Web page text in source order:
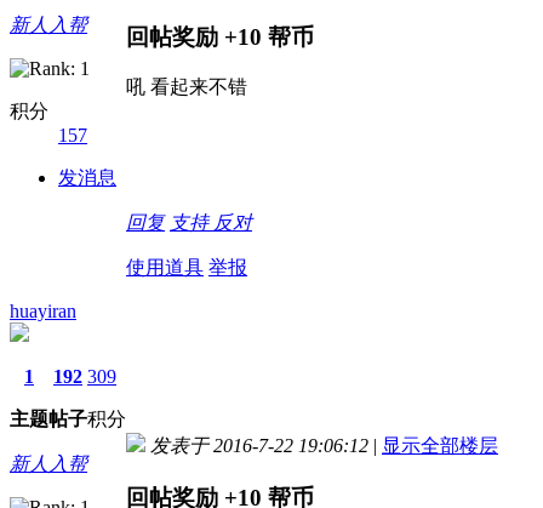
新人入帮
积分
157
发消息
回帖奖励 +10 帮币
吼 看起来不错
回复 支持 反对
使用道具 举报
huayiran
1
主题
192
帖子
309
积分
新人入帮
发表于 2016-7-22 19:06:12 | 显示全部楼层
回帖奖励 +10 帮币